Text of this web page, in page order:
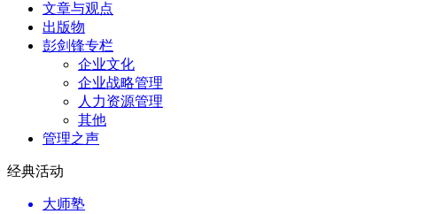
文章与观点
出版物
彭剑锋专栏
企业文化
企业战略管理
人力资源管理
其他
管理之声
经典活动
大师塾